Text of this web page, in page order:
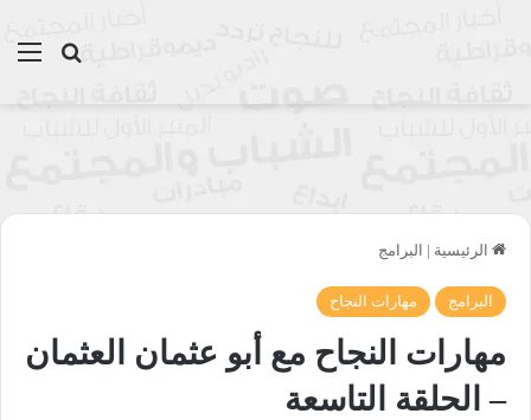
بحث
الرئيسية | البرامج
البرامج مهارات النجاح
مهارات النجاح مع أبو عثمان العثمان
– الحلقة التاسعة